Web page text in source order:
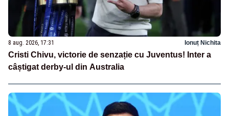
8 aug. 2026, 17:31 Ionuț Nichita
Cristi Chivu, victorie de senzație cu Juventus! Inter a
câștigat derby-ul din Australia